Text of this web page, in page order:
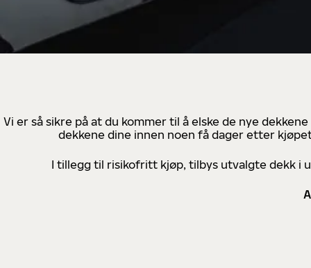
Vi er så sikre på at du kommer til å elske de nye
dekkene dine innen noen få dager etter
I tillegg til risikofritt kjøp, tilbys utvalgte dekk i